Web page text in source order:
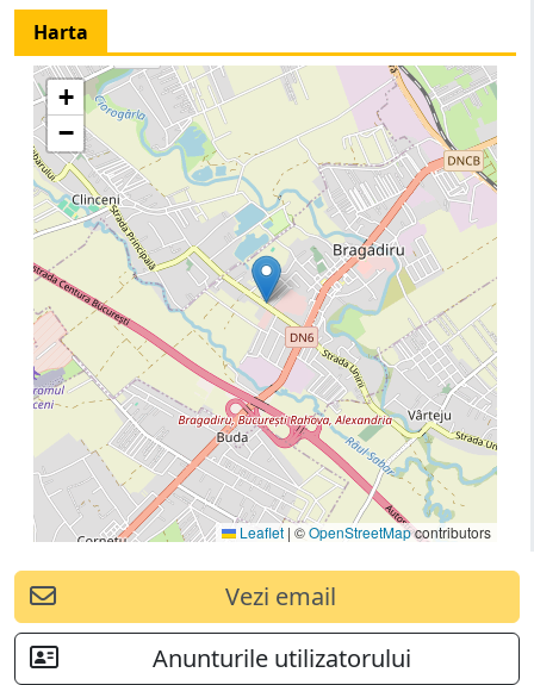
Harta
+
−
Leaflet | ©OpenStreetMapcontributors
Vezi email
Anunturile utilizatorului